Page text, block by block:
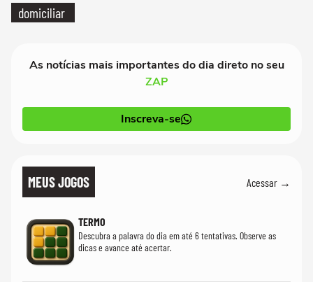
domiciliar
As notícias mais importantes do dia direto no seu
ZAP
Inscreva-se
MEUS JOGOS Acessar →
TERMO
Descubra a palavra do dia em até 6 tentativas. Observe as
dicas e avance até acertar.